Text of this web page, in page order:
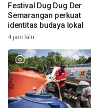
Festival Dug Dug Der
Semarangan perkuat
identitas budaya lokal
4 jam lalu